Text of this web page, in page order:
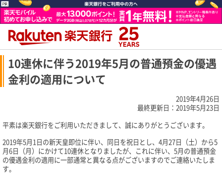
10連休に伴う2019年5月の普通預金の優遇
金利の適用について
2019年4月26日
最終更新日：2019年5月23日
平素は楽天銀行をご利用いただきまして、誠にありがとうございます。
2019年5月1日の新天皇即位に伴い、同日を祝日とし、4月27日（土）から5
月6日（月）にかけて10連休となりましたが、これに伴い、5月の普通預金
の優遇金利の適用に一部通常と異なる点がございますのでご連絡いたしま
す。